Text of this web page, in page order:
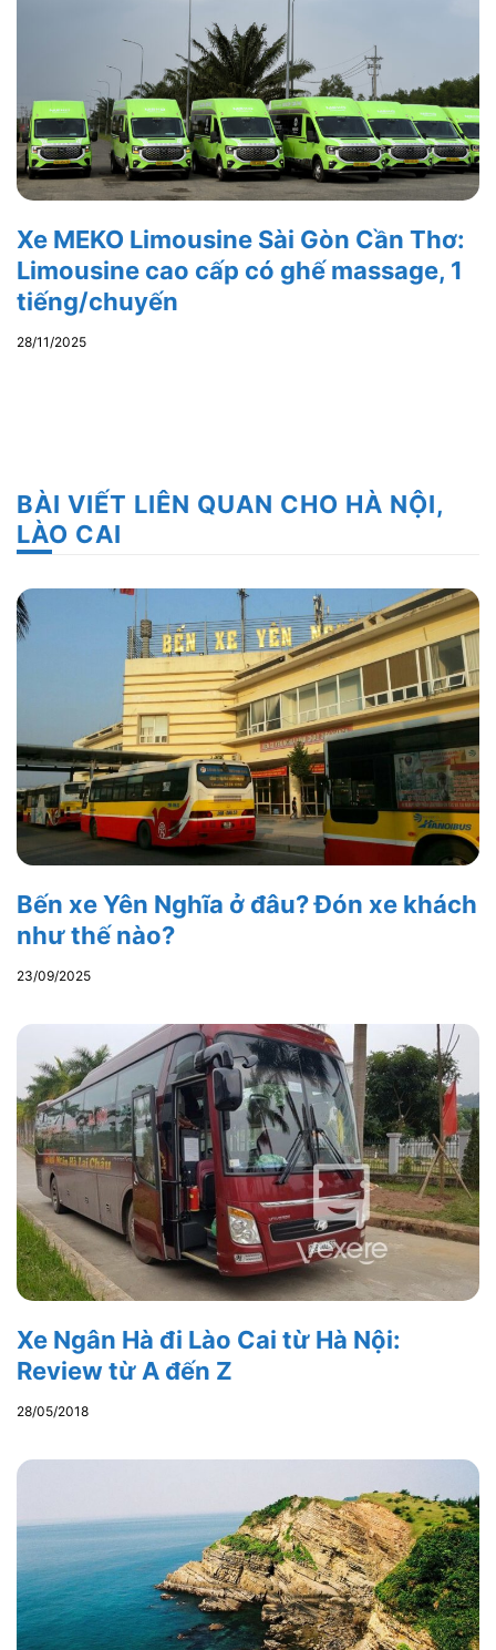
Xe MEKO Limousine Sài Gòn Cần Thơ:
Limousine cao cấp có ghế massage, 1
tiếng/chuyến
28/11/2025
BÀI VIẾT LIÊN QUAN CHO HÀ NỘI,
LÀO CAI
Bến xe Yên Nghĩa ở đâu? Đón xe khách
như thế nào?
23/09/2025
Xe Ngân Hà đi Lào Cai từ Hà Nội:
Review từ A đến Z
28/05/2018